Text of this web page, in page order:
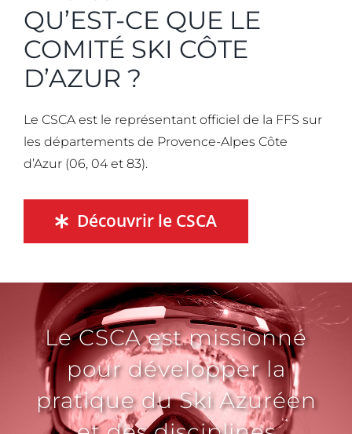
QU’EST-CE QUE LE
COMITÉ SKI CÔTE
D’AZUR ?
Le CSCA est le représentant officiel de la FFS sur
les départements de Provence-Alpes Côte
d’Azur (06, 04 et 83).
Découvrir le CSCA
Le CSCA est missionné
pour développer la
pratique du Ski Azuréen